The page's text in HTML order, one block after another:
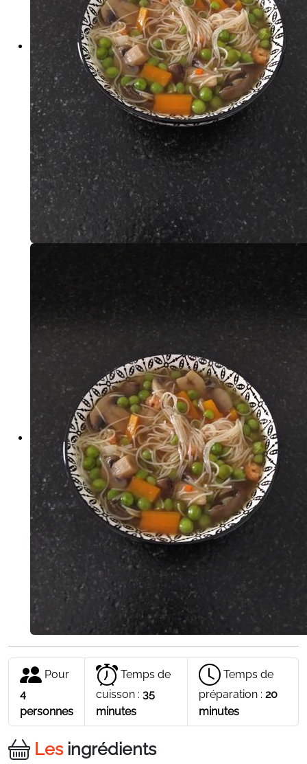
Pour
4
personnes
Temps de
cuisson : 35
minutes
Temps de
préparation : 20
minutes
Lesingrédients